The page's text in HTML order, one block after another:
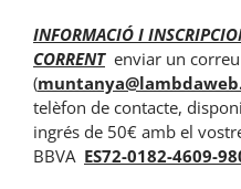
INFORMACIÓ I
CORRENTenviar un correu
(
telèfon de contacte,
ingrés de 50€ amb el
BBVA ES72-0182-4609-